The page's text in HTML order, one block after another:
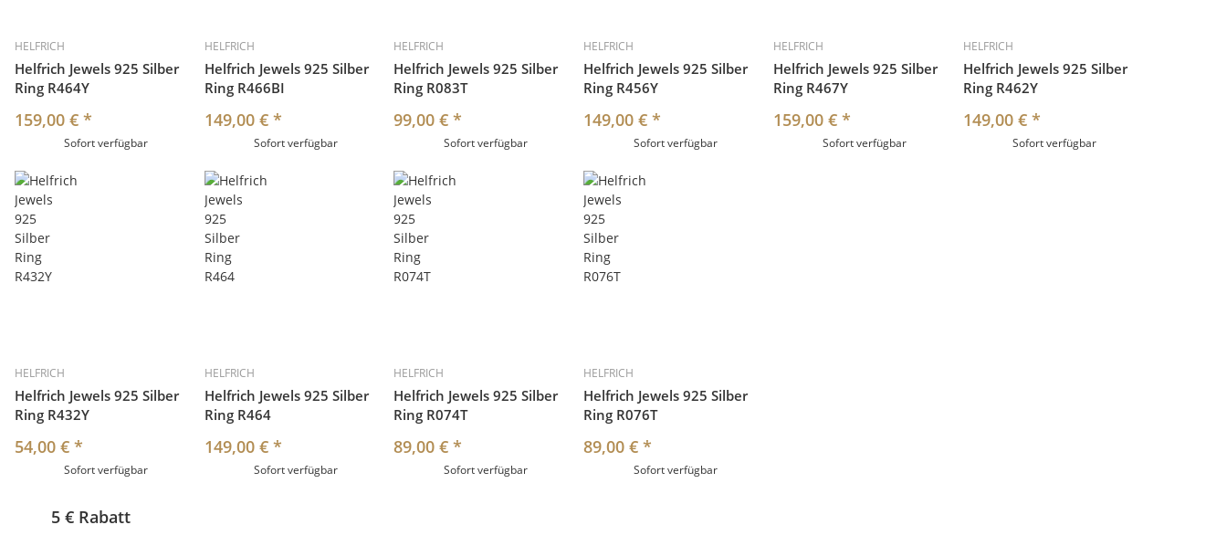
HELFRICH
Helfrich Jewels 925 Silber
Ring R464Y
159,00 € *
Sofort verfügbar
HELFRICH
Helfrich Jewels 925 Silber
Ring R466BI
149,00 € *
Sofort verfügbar
HELFRICH
Helfrich Jewels 925 Silber
Ring R083T
99,00 €*
Sofort verfügbar
HELFRICH
Helfrich Jewels 925 Silber
Ring R456Y
149,00 €*
Sofort verfügbar
HELFRICH
Helfrich Jewels 925 Silber
Ring R467Y
159,00 € *
Sofort verfügbar
HELFRICH
Helfrich Jewels 925 Silber
Ring R462Y
149,00 € *
Sofort verfügbar
HELFRICH
Helfrich Jewels 925 Silber
Ring R432Y
54,00 € *
Sofort verfügbar
HELFRICH
Helfrich Jewels 925 Silber
Ring R464
149,00 € *
Sofort verfügbar
HELFRICH
Helfrich Jewels 925 Silber
Ring R074T
89,00 €*
Sofort verfügbar
HELFRICH
Helfrich Jewels 925 Silber
Ring R076T
89,00 €*
Sofort verfügbar
5 € Rabatt